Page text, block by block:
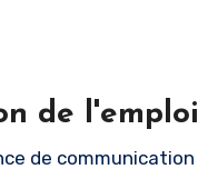
de l'emploi